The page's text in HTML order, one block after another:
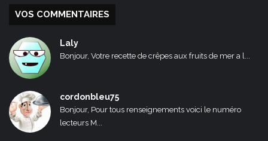
VOS COMMENTAIRES
Laly
Bonjour, Votre recette de crêpes aux fruits de mer a l...
cordonbleu75
Bonjour, Pour tous renseignements voici le numéro
lecteurs M...